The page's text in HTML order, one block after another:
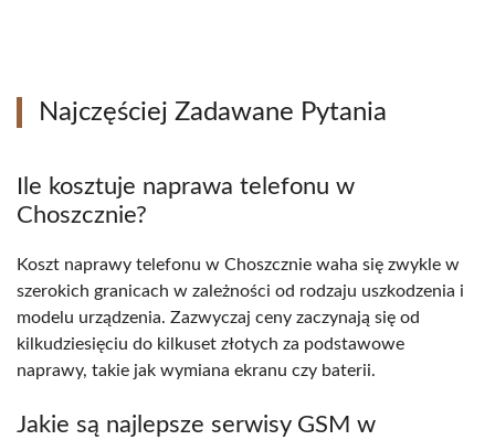
Najczęściej Zadawane Pytania
Ile kosztuje naprawa telefonu w
Choszcznie?
Koszt naprawy telefonu w Choszcznie waha się zwykle w
szerokich granicach w zależności od rodzaju uszkodzenia i
modelu urządzenia. Zazwyczaj ceny zaczynają się od
kilkudziesięciu do kilkuset złotych za podstawowe
naprawy, takie jak wymiana ekranu czy baterii.
Jakie są najlepsze serwisy GSM w